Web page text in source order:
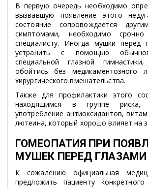
В первую очередь необходимо
вызвавшую появление этого
состояние сопровождается
симптомами, необходимо
специалисту. Иногда мушки перед
устранить с помощью
специальной глазной
обойтись без медикаментозного
хирургического вмешательства.
Также для профилактики этого
находящимся в группе риска,
употребление антиоксидантов,
лютеина, который хорошо влияет на
ГОМЕОПАТИЯ ПРИ
МУШЕК ПЕРЕД ГЛАЗАМИ
К сожалению официальная
предложить пациенту